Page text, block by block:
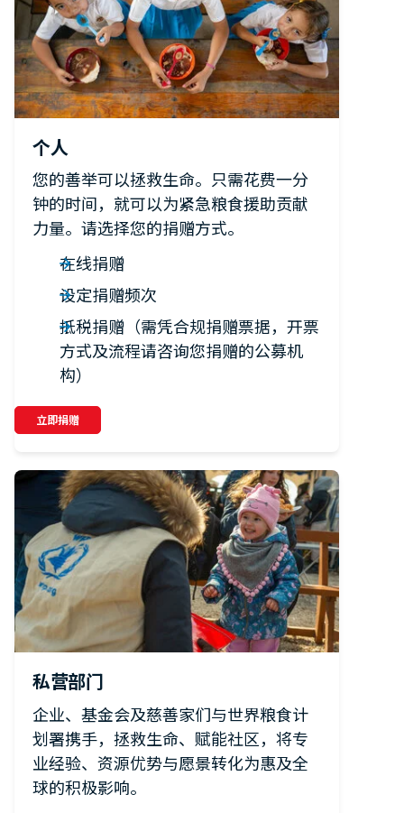
个人
您的善举可以拯救生命。只需花费一分
钟的时间，就可以为紧急粮食援助贡献
力量。请选择您的捐赠方式。
在线捐赠
设定捐赠频次
抵税捐赠（需凭合规捐赠票据，开票
方式及流程请咨询您捐赠的公募机
构）
立即捐赠
私营部门
企业、基金会及慈善家们与世界粮食计
划署携手，拯救生命、赋能社区，将专
业经验、资源优势与愿景转化为惠及全
球的积极影响。